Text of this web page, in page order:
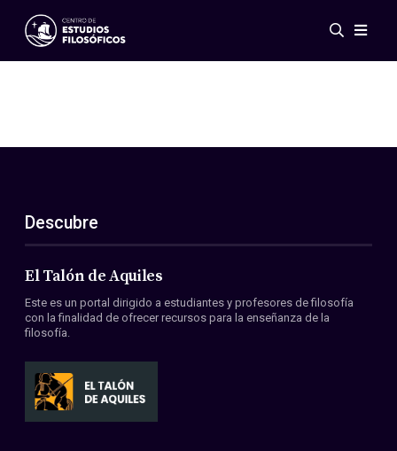
Eventos
ES
EN
Acerca de nosotros
Miembros
Convenios
Descubre
El Talón de Aquiles
Este es un portal dirigido a estudiantes y profesores de filosofía
con la finalidad de ofrecer recursos para la enseñanza de la
filosofía.